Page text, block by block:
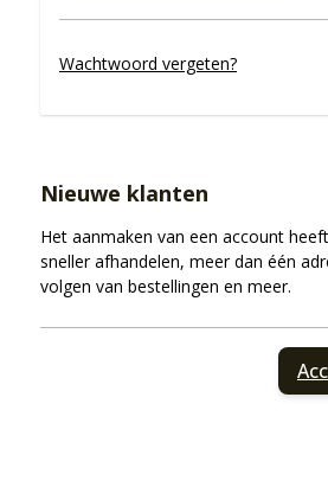
Wachtwoord vergeten?
Nieuwe klanten
Het aanmaken van een account
sneller afhandelen, meer dan één
volgen van bestellingen en meer.